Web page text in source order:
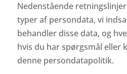
Nedenstående
typer af persondata, vi
behandler disse data, og
hvis du har spørgsmål eller
denne persondatapolitik.